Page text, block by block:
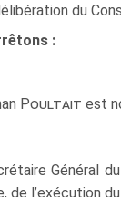
du
:
Poultait est
Général
de l’exécution